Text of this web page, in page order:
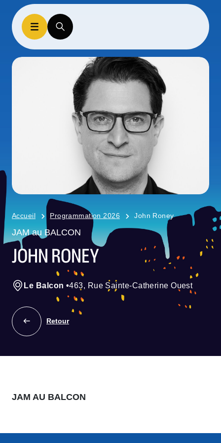
Accueil Programmation 2026 John Roney
JAM au BALCON
JOHN RONEY
Le Balcon •463, Rue Sainte-Catherine Ouest
Retour
JAM AU BALCON